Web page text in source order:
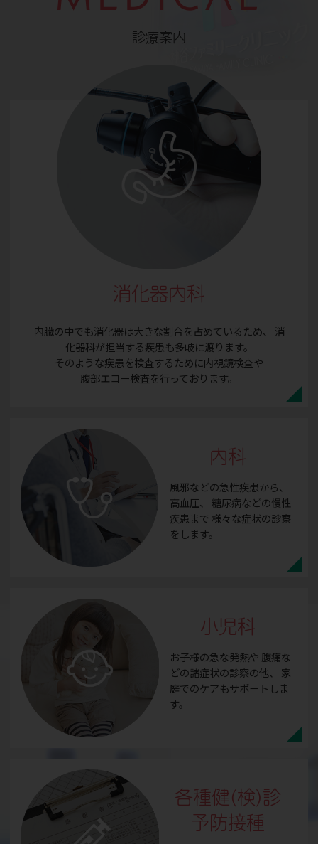
診療案内
消化器内科
内臓の中でも消化器は大きな割合を占めているため、
消
化器科が担当する疾患も多岐に渡ります。
そのような疾患を検査するために内視鏡検査や
腹部エコー検査を行っております。
内科
風邪などの急性疾患から、
高血圧、
糖尿病などの慢性
疾患まで 様々な症状の診察
をします。
小児科
お子様の急な発熱や 腹痛な
どの諸症状の診察の他、
家
庭でのケアもサポートしま
す。
各種健(検)診
予防接種